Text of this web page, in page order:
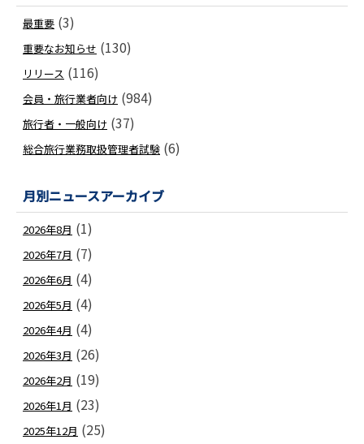
最重要 (3)
重要なお知らせ (130)
リリース (116)
会員・旅行業者向け (984)
旅行者・一般向け (37)
総合旅行業務取扱管理者試験 (6)
月別ニュースアーカイブ
2026年8月 (1)
2026年7月 (7)
2026年6月 (4)
2026年5月 (4)
2026年4月 (4)
2026年3月 (26)
2026年2月 (19)
2026年1月 (23)
2025年12月 (25)